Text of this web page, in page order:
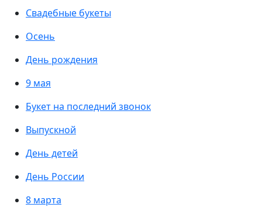
Свадебные букеты
Осень
День рождения
9 мая
Букет на последний звонок
Выпускной
День детей
День России
8 марта